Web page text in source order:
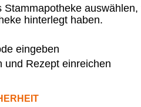
Stammapotheke
hinterlegt haben.
eingeben
und Rezept einreichen